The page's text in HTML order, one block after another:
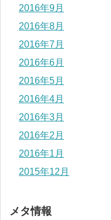
2016年9月
2016年8月
2016年7月
2016年6月
2016年5月
2016年4月
2016年3月
2016年2月
2016年1月
2015年12月
メタ情報